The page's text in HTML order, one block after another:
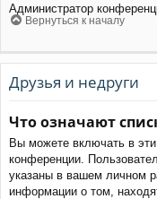
Администратор
Вернуться к началу
Друзья и недруги
Что означают
Вы можете включать в
конференции.
указаны в вашем личном
информации о том,